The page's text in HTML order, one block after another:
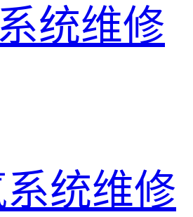
统维修